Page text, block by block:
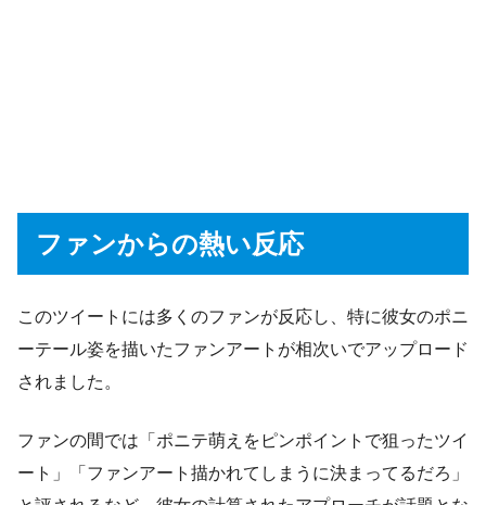
ファンからの熱い反応
このツイートには多くのファンが反応し、特に彼女のポニ
ーテール姿を描いたファンアートが相次いでアップロード
されました。
ファンの間では「ポニテ萌えをピンポイントで狙ったツイ
ート」「ファンアート描かれてしまうに決まってるだろ」